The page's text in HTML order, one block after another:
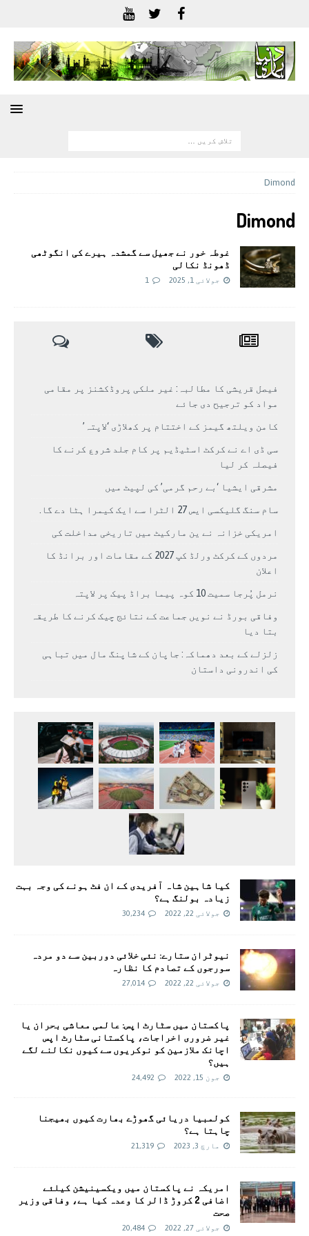
Dimond
Dimond
غوطہ خور نے جھیل سے گمشدہ ہیرے کی انگوٹھی
ڈھونڈ نکالی
جولائی 1, 2025 1
فیصل قریشی کا مطالبہ: غیر ملکی پروڈکشنز پر مقامی
مواد کو ترجیح دی جائے
کامن ویلتھ گیمز کے اختتام پر کھلاڑی ‘لاپتہ’
سی ڈی اے نے کرکٹ اسٹیڈیم پر کام جلد شروع کرنے کا
فیصلہ کر لیا
مشرقی ایشیا ‘بے رحم گرمی’ کی لپیٹ میں
سام سنگ گلیکسی ایس 27 الٹرا سے ایک کیمرا ہٹا دے گا.
امریکی خزانہ نے ین مارکیٹ میں تاریخی مداخلت کی
مردوں کے کرکٹ ورلڈ کپ 2027 کے مقامات اور برانڈ کا
اعلان
نرمل پُرجا سمیت 10 کوہ پیما براڈ پیک پر لاپتہ
وفاقی بورڈ نے نویں جماعت کے نتائج چیک کرنے کا طریقہ
بتا دیا
زلزلے کے بعد دھماکہ: جاپان کے شاپنگ مال میں تباہی
کی اندرونی داستان
کیا شاہین شاہ آفریدی کے ان فٹ ہونے کی وجہ بہت
زیادہ بولنگ ہے؟
جولائی 22, 2022 30,234
نیوٹران ستارے: نئی خلائی دوربین سے دو مردہ
سورجوں کے تصادم کا نظارہ
جولائی 22, 2022 27,014
پاکستان میں سٹارٹ اپس: عالمی معاشی بحران یا
غیر ضروری اخراجات، پاکستانی سٹارٹ اپس
اچانک ملازمین کو نوکریوں سے کیوں نکالنے لگے
ہیں؟
جون 15, 2022 24,492
کولمبیا دریائی گھوڑے بھارت کیوں بھیجنا
چاہتا ہے؟
مارچ 3, 2023 21,319
امريکہ نے پاکستان میں ویکسینیشن کیلئے
اضافی 2 کروڑ ڈالر کا وعدہ کیا ہے، وفاقی وزیر
صحت
جولائی 27, 2022 20,484